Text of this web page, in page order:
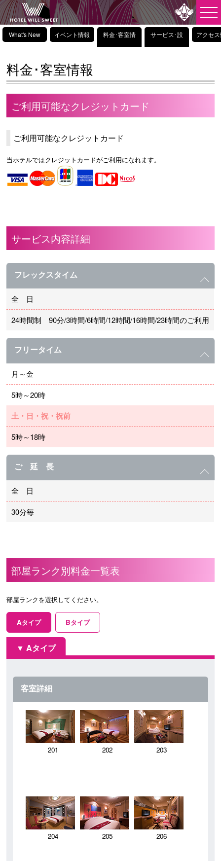
What's New イベント情報
料金･客室情
報
サービス･設
備情報
アクセ
料金･客室情報
ご利用可能なクレジットカード
ご利用可能なクレジットカード
当ホテルではクレジットカードがご利用になれます。
サービス内容詳細
フレックスタイム
全 日
24時間制 90分/3時間/6時間/12時間/16時間/23時間のご利用
フリータイム
月～金
5時～20時
土・日・祝・祝前
5時～18時
ご 延 長
全 日
30分毎
部屋ランク別料金一覧表
部屋ランクを選択してください。
Aタイプ Bタイプ
Aタイプ
客室詳細
201 202 203
204 205 206